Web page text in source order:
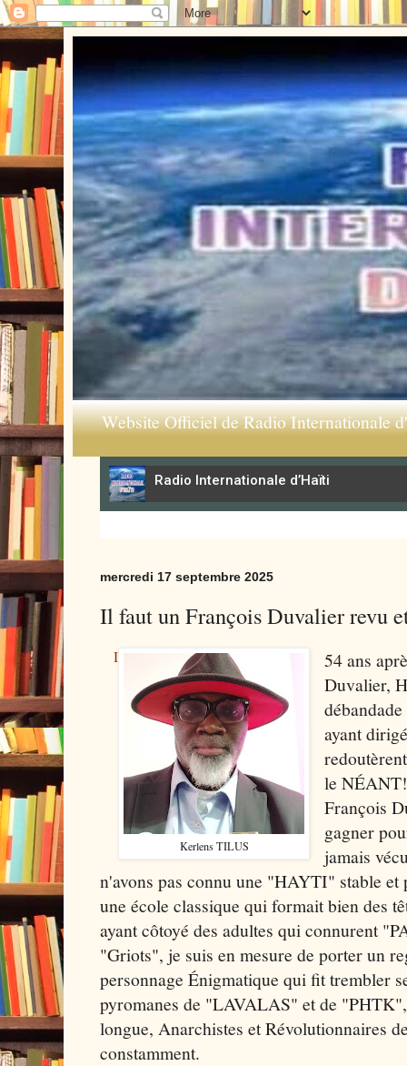
Website Officiel de Radio Internationale
mercredi 17 septembre 2025
Il faut un François Duvalier revu
I
Kerlens TILUS
54 ans
Duvalier,
ayant
le
François
gagner
jamais
n'avons pas connu une "HAYTI" stable et
une école classique qui formait bien des
ayant côtoyé des adultes qui connurent
"Griots", je suis en mesure de porter un
personnage Énigmatique qui fit trembler
pyromanes de "LAVALAS" et de
longue, Anarchistes et Révolutionnaires
constamment.